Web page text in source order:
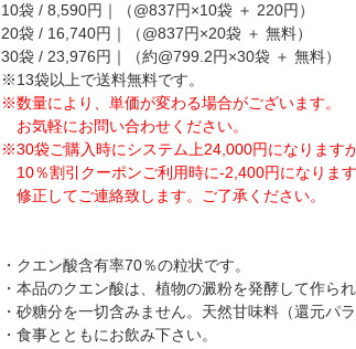
10袋 / 8,590円｜（@837円×10袋 ＋ 220円）
20袋 / 16,740円｜（@837円×20袋 ＋ 無料）
30袋 / 23,976円｜（約@799.2円×30袋 ＋ 無料）
※13袋以上で送料無料です。
※数量により、単価が変わる場合がございます。
お気軽にお問い合わせください。
※30袋ご購入時にシステム上24,000円になります
10％割引クーポンご利用時に-2,400円になりま
修正してご連絡致します。ご了承ください。
・クエン酸含有率70％の粒状です。
・本品のクエン酸は、植物の澱粉を発酵して作ら
・砂糖分を一切含みません。天然甘味料（還元パ
・食事とともにお飲み下さい。